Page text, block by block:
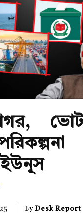
By Desk Report